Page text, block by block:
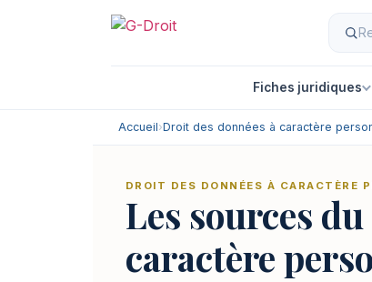
Fiches juridiques
Accueil›Droit des données à caractère
DROIT DES DONNÉES À CARACTÈRE
Les sources
caractère